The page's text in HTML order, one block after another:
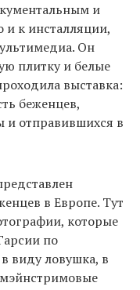
и
к инсталляции,
Он
плитку и белые
выставка:
беженцев,
и отправившихся в
в Европе. Тут
которые
по
виду ловушка, в